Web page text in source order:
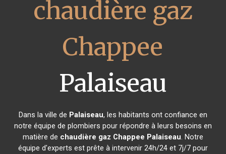
chaudière gaz
Chappee
Palaiseau
Dans la ville de Palaiseau, les habitants ont confiance en
notre équipe de plombiers pour répondre à leurs besoins en
matière de chaudière gaz Chappee Palaiseau. Notre
équipe d'experts est prête à intervenir 24h/24 et 7j/7 pour